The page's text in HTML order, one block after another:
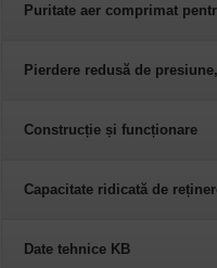
Puritate aer comprimat
Pierdere redusă de
Construcție și funcționare
Capacitate ridicată de
Date tehnice KB